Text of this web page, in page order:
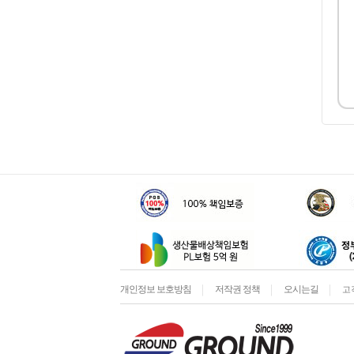
개인정보 보호방침 저작권 정책 오시는길 고